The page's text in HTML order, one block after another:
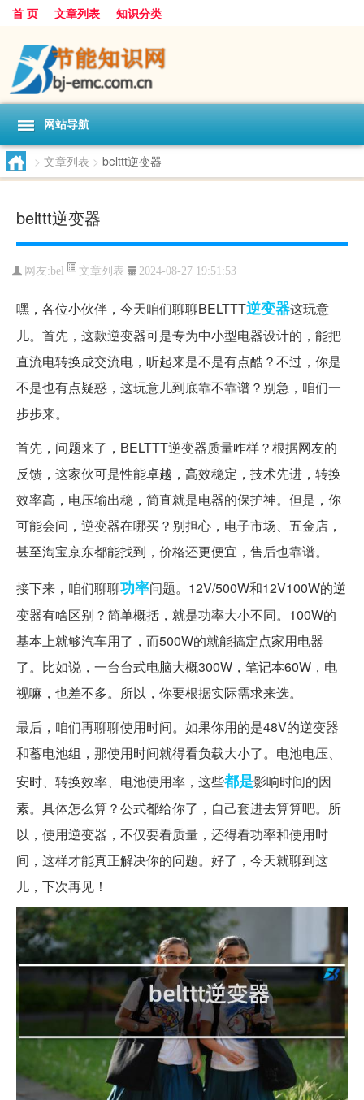
首 页 文章列表 知识分类
网站导航
> 文章列表 > belttt逆变器
belttt逆变器
网友:bel 文章列表 2024-08-27 19:51:53
嘿，各位小伙伴，今天咱们聊聊BELTTT逆变器这玩意
儿。首先，这款逆变器可是专为中小型电器设计的，能把
直流电转换成交流电，听起来是不是有点酷？不过，你是
不是也有点疑惑，这玩意儿到底靠不靠谱？别急，咱们一
步步来。
首先，问题来了，BELTTT逆变器质量咋样？根据网友的
反馈，这家伙可是性能卓越，高效稳定，技术先进，转换
效率高，电压输出稳，简直就是电器的保护神。但是，你
可能会问，逆变器在哪买？别担心，电子市场、五金店，
甚至淘宝京东都能找到，价格还更便宜，售后也靠谱。
接下来，咱们聊聊功率问题。12V/500W和12V100W的逆
变器有啥区别？简单概括，就是功率大小不同。100W的
基本上就够汽车用了，而500W的就能搞定点家用电器
了。比如说，一台台式电脑大概300W，笔记本60W，电
视嘛，也差不多。所以，你要根据实际需求来选。
最后，咱们再聊聊使用时间。如果你用的是48V的逆变器
和蓄电池组，那使用时间就得看负载大小了。电池电压、
安时、转换效率、电池使用率，这些都是影响时间的因
素。具体怎么算？公式都给你了，自己套进去算算吧。所
以，使用逆变器，不仅要看质量，还得看功率和使用时
间，这样才能真正解决你的问题。好了，今天就聊到这
儿，下次再见！